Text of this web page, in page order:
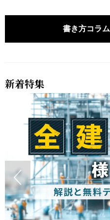
書き方コラ
新着特集